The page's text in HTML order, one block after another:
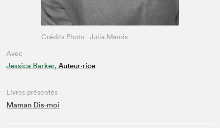
Avec
Jessica Barker, Auteur·rice
Crédits Photo - Julia Marois
Livres présentés
Maman Dis-moi